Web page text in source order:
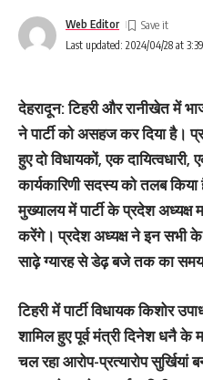
Last updated: 2024/04/28 at
Web Editor
देहरादून: टिहरी और रानीखेत में
ने पार्टी को असहज कर दिया है।
हुए दो विधायकों, एक दायित्वधारी,
कार्यकारिणी सदस्य को तलब
मुख्यालय में पार्टी के प्रदेश
करेंगे। प्रदेश अध्यक्ष ने इन
साढ़े ग्यारह से डेढ़ बजे तक का समय
टिहरी में पार्टी विधायक किशोर
शामिल हुए पूर्व मंत्री दिनेश धनै
चल रहा आरोप-प्रत्यारोप सुर्खियां